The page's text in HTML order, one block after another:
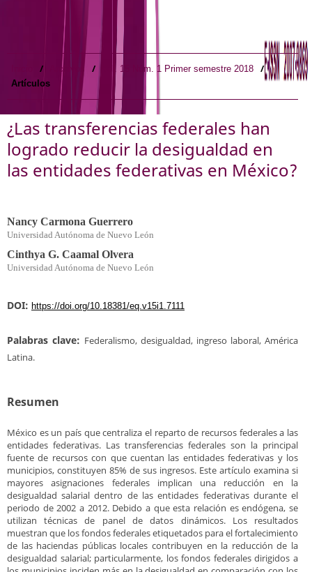
/ Archivos / Vol. 15 Núm. 1 Primer semestre 2018 /
Artículos
¿Las transferencias federales han
logrado reducir la desigualdad en
las entidades federativas en México?
Nancy Carmona Guerrero
Universidad Autónoma de Nuevo León
Cinthya G. Caamal Olvera
Universidad Autónoma de Nuevo León
DOI: https://doi.org/10.18381/eq.v15i1.7111
Palabras clave: Federalismo, desigualdad, ingreso laboral, América
Latina.
Resumen
México es un país que centraliza el reparto de recursos federales a las
entidades federativas. Las transferencias federales son la principal
fuente de recursos con que cuentan las entidades federativas y los
municipios, constituyen 85% de sus ingresos. Este artículo examina si
mayores asignaciones federales implican una reducción en la
desigualdad salarial dentro de las entidades federativas durante el
periodo de 2002 a 2012. Debido a que esta relación es endógena, se
utilizan técnicas de panel de datos dinámicos. Los resultados
muestran que los fondos federales etiquetados para el fortalecimiento
de las haciendas públicas locales contribuyen en la reducción de la
desigualdad salarial; particularmente, los fondos federales dirigidos a